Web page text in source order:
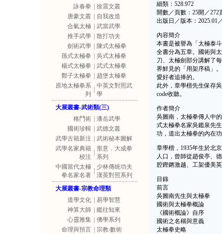
詠春拳
徐震文叢
唐豪文叢
自我改造
合氣太極
武當武學
推手武學
散打功夫
劍術武學
陳式太極拳
孫式太極拳
吳式太極拳
楊式太極拳
武式太極拳
鄭子太極拳
趙堡太極拳
原地太極拳系
列
中英文對照武
學
大展叢書-武術類(三)
格鬥術
潘岳武學
國術珍輯
武德文叢
武學古籍新注
武術秘本圖解
武學名家典籍
校注
形意．大成拳
系列
中國當代太極
拳名家名著
少林傳統功夫
漢英對照系列
大展叢書-宗教命理類
道學文化
易學智慧
神算大師
鑑往知來
心靈雅集
佛學系列
命理與預言
宗教‧數術
細類：528.972
開數／頁數：25開／272
出版日／版本：2025.01
內容簡介
本書是被譽為「太極泰
全書分為五章。國術與
刀、太極劍部分講解了
界鮮見的「用架序稿」
愛好者追捧的。
此外，章學楷先生保存
code收聽。
作者簡介
吳圖南，太極拳傳人中
式太極拳名家吳鑑泉先
功，道出太極拳的內在
章學楷，1935年生於北
人口，曾師從趙俊亭、
腔鏗鏘激越、工架優美
目錄
前言
吳圖南先生與太極拳
國術與太極拳概論
《國術概論》自序
國術之名稱與意義
太極拳史略